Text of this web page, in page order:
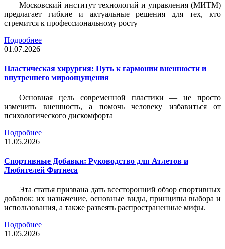
Московский институт технологий и управления (МИТМ)
предлагает гибкие и актуальные решения для тех, кто
стремится к профессиональному росту
Подробнее
01.07.2026
Пластическая хирургия: Путь к гармонии внешности и
внутреннего мироощущения
Основная цель современной пластики — не просто
изменить внешность, а помочь человеку избавиться от
психологического дискомфорта
Подробнее
11.05.2026
Спортивные Добавки: Руководство для Атлетов и
Любителей Фитнеса
Эта статья призвана дать всесторонний обзор спортивных
добавок: их назначение, основные виды, принципы выбора и
использования, а также развеять распространенные мифы.
Подробнее
11.05.2026